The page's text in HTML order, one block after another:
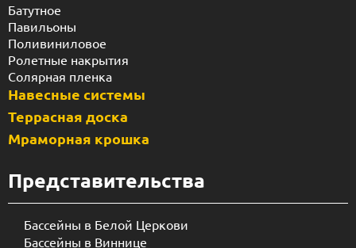
Батутное
Павильоны
Поливиниловое
Ролетные накрытия
Солярная пленка
Навесные системы
Террасная доска
Мраморная крошка
Представительства
Бассейны в Белой Церкови
Бассейны в Виннице